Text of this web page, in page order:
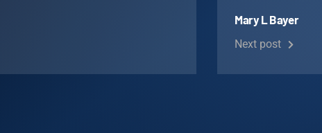
Mary L Bayer
Next post